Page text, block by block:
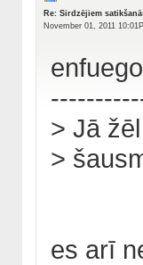
Re: Sirdzējiem
November 01, 2011
> Jā
>
es arī